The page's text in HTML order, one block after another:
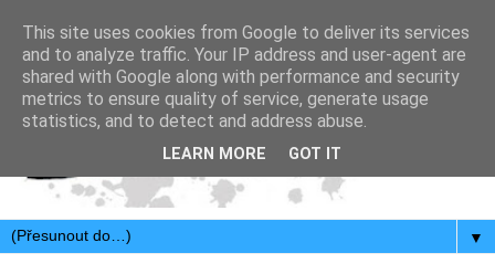
▼
This site uses cookies from Google to deliver its services
and to analyze traffic. Your IP address and user-agent are
shared with Google along with performance and security
metrics to ensure quality of service, generate usage
statistics, and to detect and address abuse.
LEARN MORE GOT IT